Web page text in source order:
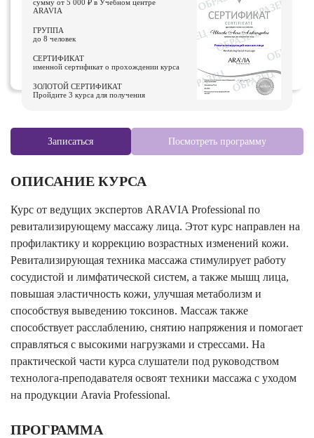
сумму от 5 000 ₽ в Учебном центре
ARAVIA
ГРУППА
до 8 человек
СЕРТИФИКАТ
именной сертификат о прохождении курса
ЗОЛОТОЙ СЕРТИФИКАТ
Пройдите 3 курса для получения
Записаться Посмотреть программу
ОПИСАНИЕ КУРСА
Курс от ведущих экспертов ARAVIA Professional по
ревитализирующему массажу лица. Этот курс направлен на
профилактику и коррекцию возрастных изменений кожи.
Ревитализирующая техника массажа стимулирует работу
сосудистой и лимфатической систем, а также мышц лица,
повышая эластичность кожи, улучшая метаболизм и
способствуя выведению токсинов. Массаж также
способствует расслаблению, снятию напряжения и помогает
справляться с высокими нагрузками и стрессами. На
практической части курса слушатели под руководством
технолога-преподавателя освоят техники массажа с уходом
на продукции Aravia Professional.
ПРОГРАММА